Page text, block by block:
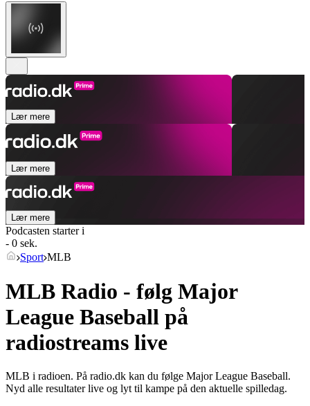
Lær mere
Lær mere
Lær mere
Podcasten starter i
- 0 sek.
Sport MLB
MLB Radio - følg Major
League Baseball på
radiostreams live
MLB i radioen. På radio.dk kan du følge Major League Baseball.
Nyd alle resultater live og lyt til kampe på den aktuelle spilledag.